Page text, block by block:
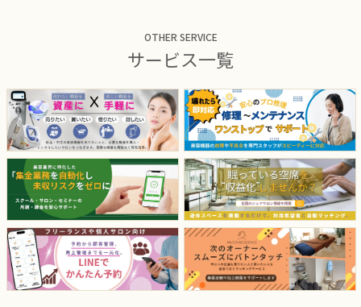
OTHER SERVICE
サービス一覧